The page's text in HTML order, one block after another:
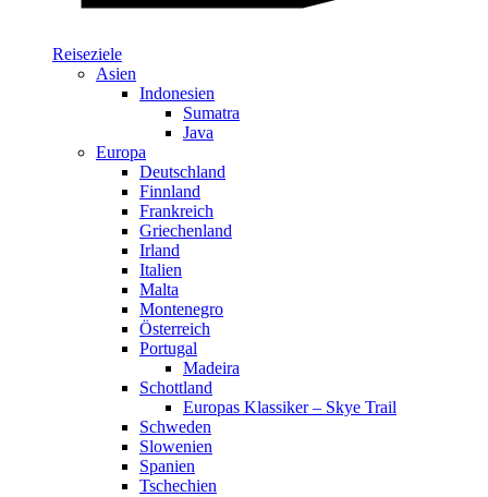
Reiseziele
Asien
Indonesien
Sumatra
Java
Europa
Deutschland
Finnland
Frankreich
Griechenland
Irland
Italien
Malta
Montenegro
Österreich
Portugal
Madeira
Schottland
Europas Klassiker – Skye Trail
Schweden
Slowenien
Spanien
Tschechien